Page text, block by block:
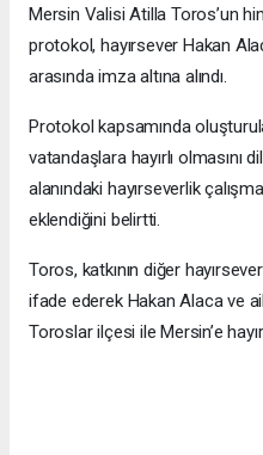
Mersin Valisi Atilla Toros’un
protokol, hayırsever Hakan
arasında imza altına alındı.
Protokol kapsamında
vatandaşlara hayırlı olmasını
alanındaki hayırseverlik
eklendiğini belirtti.
Toros, katkının diğer
ifade ederek Hakan Alaca ve
Toroslar ilçesi ile Mersin’e